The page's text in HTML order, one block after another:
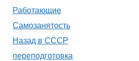
Работающие
Самозанятость
Назад в СССР
переподготовка